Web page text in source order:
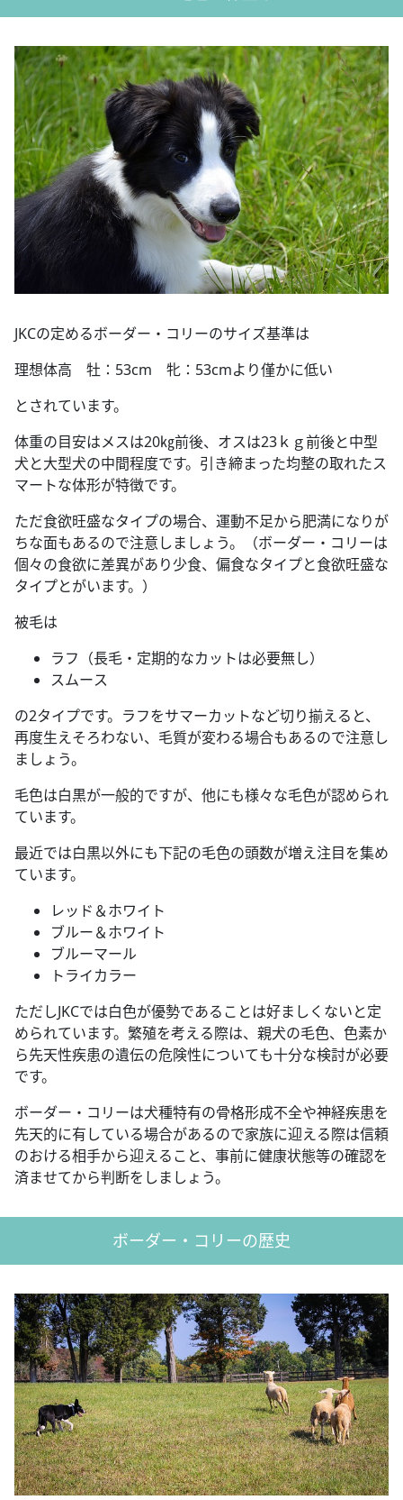
JKCの定めるボーダー・コリーのサイズ基準は
理想体高 牡：53cm 牝：53cmより僅かに低い
とされています。
体重の目安はメスは20㎏前後、オスは23ｋｇ前後と中型
犬と大型犬の中間程度です。引き締まった均整の取れたス
マートな体形が特徴です。
ただ食欲旺盛なタイプの場合、運動不足から肥満になりが
ちな面もあるので注意しましょう。（ボーダー・コリーは
個々の食欲に差異があり少食、偏食なタイプと食欲旺盛な
タイプとがいます。）
被毛は
ラフ（長毛・定期的なカットは必要無し）
スムース
の2タイプです。ラフをサマーカットなど切り揃えると、
再度生えそろわない、毛質が変わる場合もあるので注意し
ましょう。
毛色は白黒が一般的ですが、他にも様々な毛色が認められ
ています。
最近では白黒以外にも下記の毛色の頭数が増え注目を集め
ています。
レッド＆ホワイト
ブルー＆ホワイト
ブルーマール
トライカラー
ただしJKCでは白色が優勢であることは好ましくないと定
められています。繁殖を考える際は、親犬の毛色、色素か
ら先天性疾患の遺伝の危険性についても十分な検討が必要
です。
ボーダー・コリーは犬種特有の骨格形成不全や神経疾患を
先天的に有している場合があるので家族に迎える際は信頼
のおける相手から迎えること、事前に健康状態等の確認を
済ませてから判断をしましょう。
ボーダー・コリーの歴史